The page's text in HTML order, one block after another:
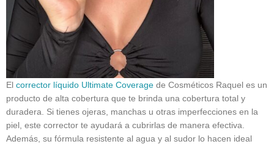
El corrector líquido Ultimate Coverage de Cosméticos Raquel es un
producto de alta cobertura que te brinda una cobertura total y
duradera. Si tienes ojeras, manchas u otras imperfecciones en la
piel, este corrector te ayudará a cubrirlas de manera efectiva.
Además, su fórmula resistente al agua y al sudor lo hacen ideal